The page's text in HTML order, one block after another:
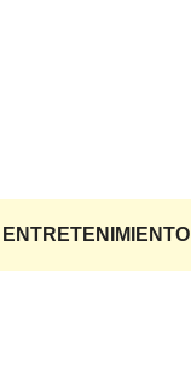
ENTRETENIMIENTO